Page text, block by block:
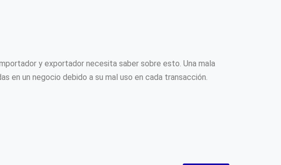
y exportador necesita saber sobre esto. Una mala
en un negocio debido a su mal uso en cada transacción.